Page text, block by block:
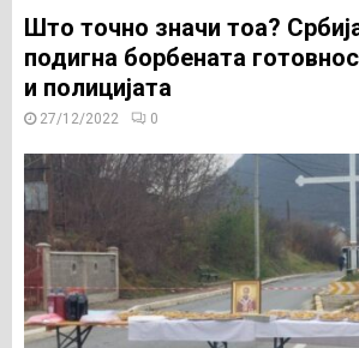
Што точно значи тоа?
подигна борбената
и полицијата
27/12/2022 0